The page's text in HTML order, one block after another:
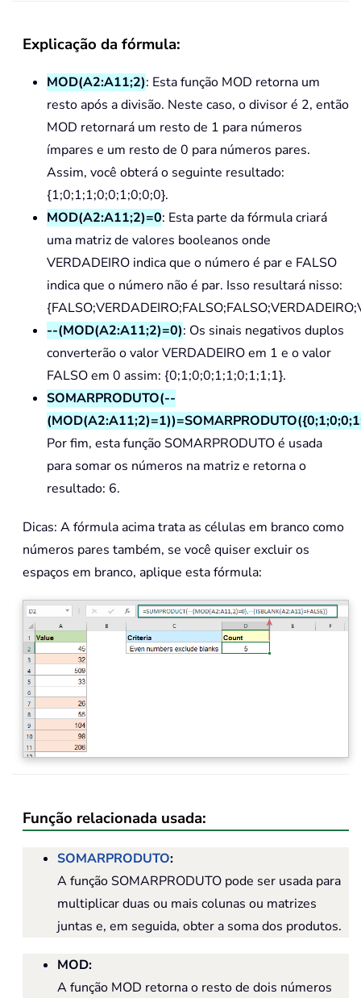
Explicação da fórmula:
MOD(A2:A11;2): Esta função MOD retorna um
resto após a divisão. Neste caso, o divisor é 2, então
MOD retornará um resto de 1 para números
ímpares e um resto de 0 para números pares.
Assim, você obterá o seguinte resultado:
{1;0;1;1;0;0;1;0;0;0}.
MOD(A2:A11;2)=0: Esta parte da fórmula criará
uma matriz de valores booleanos onde
VERDADEIRO indica que o número é par e FALSO
indica que o número não é par. Isso resultará nisso:
--(MOD(A2:A11;2)=0): Os sinais negativos duplos
converterão o valor VERDADEIRO em 1 e o valor
FALSO em 0 assim: {0;1;0;0;1;1;0;1;1;1}.
SOMARPRODUTO(--
Por fim, esta função SOMARPRODUTO é usada
para somar os números na matriz e retorna o
resultado: 6.
Dicas: A fórmula acima trata as células em branco como
números pares também, se você quiser excluir os
espaços em branco, aplique esta fórmula:
Função relacionada usada:
SOMARPRODUTO:
A função SOMARPRODUTO pode ser usada para
multiplicar duas ou mais colunas ou matrizes
juntas e, em seguida, obter a soma dos produtos.
MOD:
A função MOD retorna o resto de dois números